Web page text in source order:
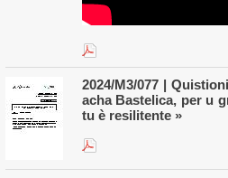
2024/M3/077 |
acha Bastelica, per u
tu è resilitente »